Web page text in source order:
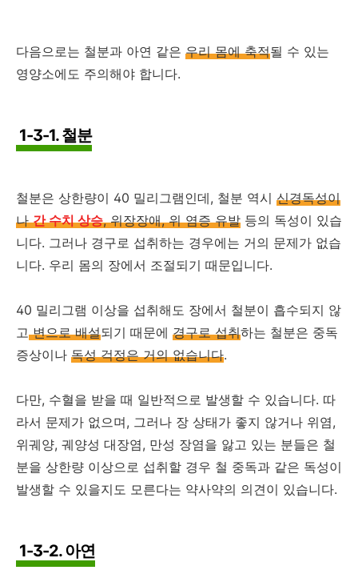
다음으로는 철분과 아연 같은 우리 몸에 축적될 수 있는
영양소에도 주의해야 합니다.
1-3-1. 철분
철분은 상한량이 40 밀리그램인데, 철분 역시 신경독성이
나간 수치 상승, 위장장애, 위 염증 유발 등의 독성이 있습
니다. 그러나 경구로 섭취하는 경우에는 거의 문제가 없습
니다. 우리 몸의 장에서 조절되기 때문입니다.
40 밀리그램 이상을 섭취해도 장에서 철분이 흡수되지 않
고변으로 배설되기 때문에 경구로 섭취하는 철분은 중독
증상이나 독성 걱정은 거의 없습니다.
다만, 수혈을 받을 때 일반적으로 발생할 수 있습니다. 따
라서 문제가 없으며, 그러나 장 상태가 좋지 않거나 위염,
위궤양, 궤양성 대장염, 만성 장염을 앓고 있는 분들은 철
분을 상한량 이상으로 섭취할 경우 철 중독과 같은 독성이
발생할 수 있을지도 모른다는 약사약의 의견이 있습니다.
1-3-2. 아연